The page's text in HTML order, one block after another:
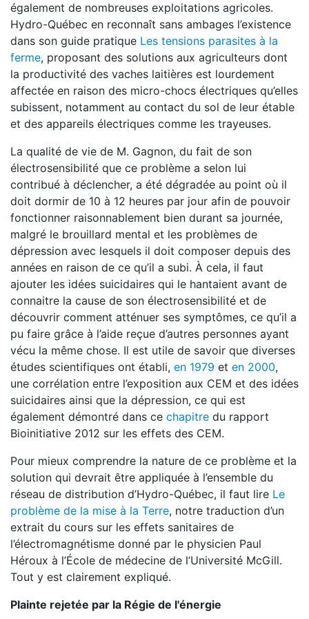
également de nombreuses exploitations agricoles.
Hydro-Québec en reconnaît sans ambages l’existence
dans son guide pratique Les tensions parasites à la
ferme, proposant des solutions aux agriculteurs dont
la productivité des vaches laitières est lourdement
affectée en raison des micro-chocs électriques qu’elles
subissent, notamment au contact du sol de leur étable
et des appareils électriques comme les trayeuses.
La qualité de vie de M. Gagnon, du fait de son
électrosensibilité que ce problème a selon lui
contribué à déclencher, a été dégradée au point où il
doit dormir de 10 à 12 heures par jour afin de pouvoir
fonctionner raisonnablement bien durant sa journée,
malgré le brouillard mental et les problèmes de
dépression avec lesquels il doit composer depuis des
années en raison de ce qu’il a subi. À cela, il faut
ajouter les idées suicidaires qui le hantaient avant de
connaitre la cause de son électrosensibilité et de
découvrir comment atténuer ses symptômes, ce qu’il a
pu faire grâce à l’aide reçue d’autres personnes ayant
vécu la même chose. Il est utile de savoir que diverses
études scientifiques ont établi, en 1979 et en 2000,
une corrélation entre l’exposition aux CEM et des idées
suicidaires ainsi que la dépression, ce qui est
également démontré dans ce chapitre du rapport
Bioinitiative 2012 sur les effets des CEM.
Pour mieux comprendre la nature de ce problème et la
solution qui devrait être appliquée à l’ensemble du
réseau de distribution d’Hydro-Québec, il faut lire Le
problème de la mise à la Terre, notre traduction d’un
extrait du cours sur les effets sanitaires de
l’électromagnétisme donné par le physicien Paul
Héroux à l’École de médecine de l’Université McGill.
Tout y est clairement expliqué.
Plainte rejetée par la Régie de l'énergie